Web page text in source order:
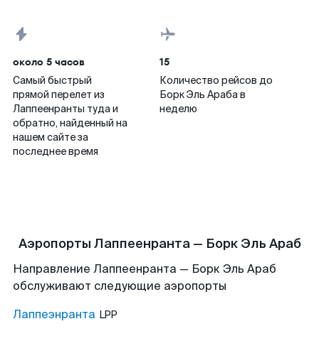
около 5 часов
Самый быстрый
прямой перелет из
Лаппеенранты туда и
обратно, найденный на
нашем сайте за
последнее время
15
Количество рейсов до
Борк Эль Араба в
неделю
Аэропорты Лаппеенранта — Борк Эль Араб
Направление Лаппеенранта — Борк Эль Араб
обслуживают следующие аэропорты
Лаппеэнранта LPP